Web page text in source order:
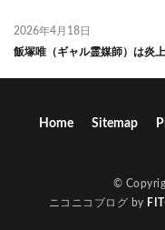
2026年4月18日
飯塚唯（ギャル霊媒師）は炎
Home Sitemap
©
ニコニコブログ by